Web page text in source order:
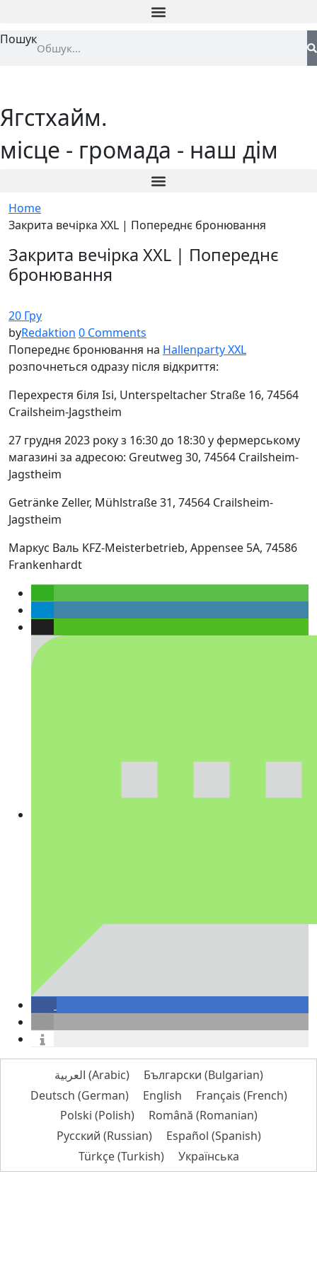
Пошук
Ягстхайм.
місце - громада - наш дім
Home
Закрита вечірка XXL | Попереднє бронювання
Закрита вечірка XXL | Попереднє
бронювання
20 Гру
byRedaktion 0 Comments
Попереднє бронювання на Hallenparty XXL
розпочнеться одразу після відкриття:
Перехрестя біля Isi, Unterspeltacher Straße 16, 74564
Crailsheim-Jagstheim
27 грудня 2023 року з 16:30 до 18:30 у фермерському
магазині за адресою: Greutweg 30, 74564 Crailsheim-
Jagstheim
Getränke Zeller, Mühlstraße 31, 74564 Crailsheim-
Jagstheim
Маркус Валь KFZ-Meisterbetrieb, Appensee 5A, 74586
Frankenhardt
العربية (Arabic) Български (Bulgarian)
Deutsch (German) English Français (French)
Polski (Polish) Română (Romanian)
Русский (Russian) Español (Spanish)
Türkçe(Turkish) Українська